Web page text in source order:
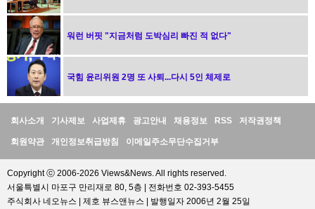
워런 버핏 "지금처럼 도박심리 빠진 적 없다"
국힘 윤리위원 2명 또 사퇴...다시 5인 체제로
정
보
회사소개 기사제보 사업제휴 광고안내 채용정보 RSS 저작권정책
회원약관 개인정보취급방침 이메일주소무단수집거부
Copyright ⓒ 2006-2026 Views&News. All rights reserved.
서울특별시 마포구 만리재로 80, 5층 | 전화번호 02-393-5455
주식회사 네오뉴스 | 제호 뷰스앤뉴스 | 발행일자 2006년 2월 25일